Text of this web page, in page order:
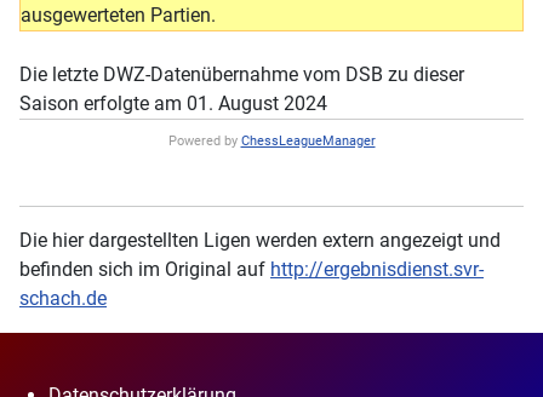
ausgewerteten Partien.
Die letzte DWZ-Datenübernahme vom DSB zu dieser
Saison erfolgte am 01. August 2024
Powered by ChessLeagueManager
Die hier dargestellten Ligen werden extern angezeigt und
befinden sich im Original auf http://ergebnisdienst.svr-
schach.de